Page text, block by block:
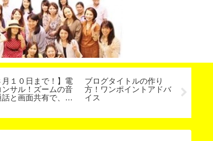
月１０日まで！】電
ンサル！ズームの音
話と画面共有で、集
ブログタイトルの作り
方！ワンポイントアドバ
イス
ログに
まる方